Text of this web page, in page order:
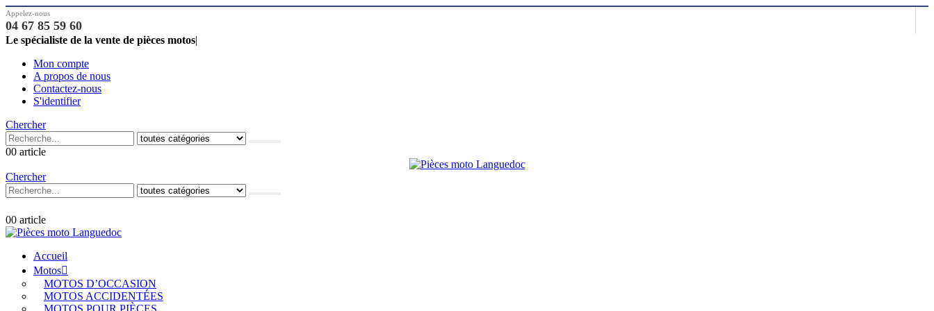
Appelez-nous
04 67 85 59 60
Le spécialiste de la vente de pièces motos|
Mon compte
A propos de nous
Contactez-nous
S'identifier
Chercher
00 article
Chercher
00 article
Accueil
Motos
MOTOS D’OCCASION
MOTOS ACCIDENTÉES
MOTOS POUR PIÈCES